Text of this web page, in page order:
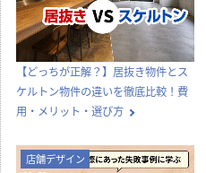
【どっちが正解？】居抜き物件とス
ケルトン物件の違いを徹底比較！費
用・メリット・選び方
店舗デザイン